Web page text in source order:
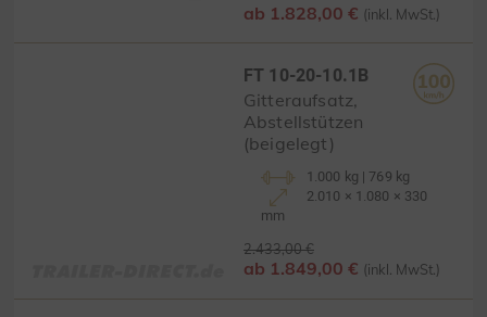
ab 1.828,00 € (inkl. MwSt.)
FT 10-20-10.1B
Gitteraufsatz,
Abstellstützen
(beigelegt)
1.000 kg | 769 kg
2.010 × 1.080 × 330
mm
2.433,00 €
ab 1.849,00 € (inkl. MwSt.)